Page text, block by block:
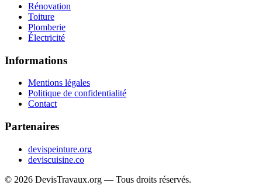
Rénovation
Toiture
Plomberie
Électricité
Informations
Mentions légales
Politique de confidentialité
Contact
Partenaires
devispeinture.org
deviscuisine.co
© 2026 DevisTravaux.org — Tous droits réservés.